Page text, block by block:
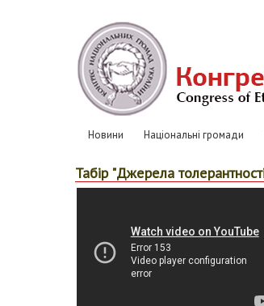
Основная
Новини Національні громади
Табір "Джерела